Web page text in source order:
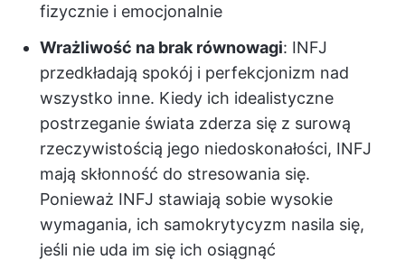
fizycznie i emocjonalnie
Wrażliwość na brak równowagi: INFJ
przedkładają spokój i perfekcjonizm nad
wszystko inne. Kiedy ich idealistyczne
postrzeganie świata zderza się z surową
rzeczywistością jego niedoskonałości, INFJ
mają skłonność do stresowania się.
Ponieważ INFJ stawiają sobie wysokie
wymagania, ich samokrytycyzm nasila się,
jeśli nie uda im się ich osiągnąć